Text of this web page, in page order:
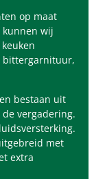
op maat
kunnen wij
bittergarnituur,
bestaan uit
vergadering.
met
extra